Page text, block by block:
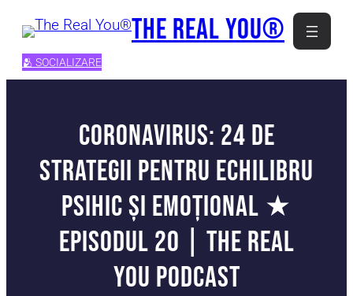
content
The Real You®
🫂 SOCIALIZARE
Coronavirus: 24 de
strategii pentru echilibru
psihic și emoțional ★
Episodul 20 | The Real
You Podcast